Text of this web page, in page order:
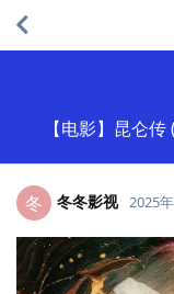
【电影】昆仑
冬 冬冬影视 2025